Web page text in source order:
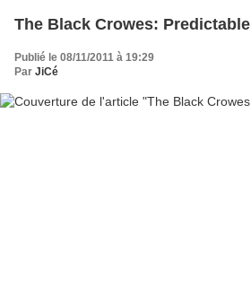
The Black Crowes: Predictable
Publié le 08/11/2011 à 19:29
Par JiCé